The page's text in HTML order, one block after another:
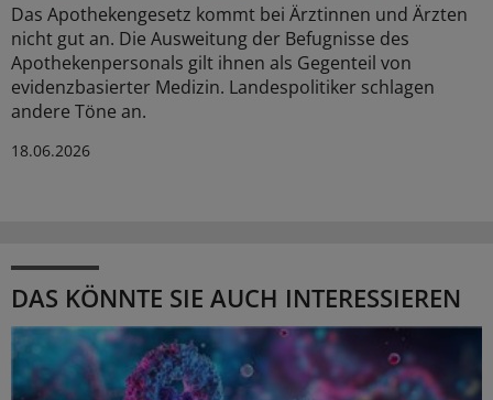
Das Apothekengesetz kommt bei Ärztinnen und Ärzten
nicht gut an. Die Ausweitung der Befugnisse des
Apothekenpersonals gilt ihnen als Gegenteil von
evidenzbasierter Medizin. Landespolitiker schlagen
andere Töne an.
18.06.2026
DAS KÖNNTE SIE AUCH INTERESSIEREN